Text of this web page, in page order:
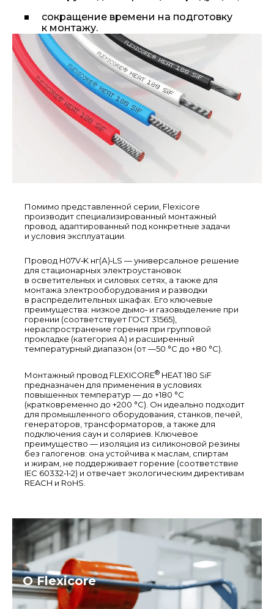
сокращение времени на подготовку
к монтажу.
Помимо представленной серии, Flexicore
производит специализированный монтажный
провод, адаптированный под конкретные задачи
и условия эксплуатации.
Провод H07V‑K нг(А)‑LS — универсальное решение
для стационарных электроустановок
в осветительных и силовых сетях, а также для
монтажа электрооборудования и разводки
в распределительных шкафах. Его ключевые
преимущества: низкое дымо‑ и газовыделение при
горении (соответствует ГОСТ 31565),
нераспространение горения при групповой
прокладке (категория А) и расширенный
температурный диапазон (от —50 °C до +80 °C).
Монтажный провод FLEXICORE® HEAT 180 SiF
предназначен для применения в условиях
повышенных температур — до +180 °C
(кратковременно до +200 °C). Он идеально подходит
для промышленного оборудования, станков, печей,
генераторов, трансформаторов, а также для
подключения саун и соляриев. Ключевое
преимущество — изоляция из силиконовой резины
без галогенов: она устойчива к маслам, спиртам
и жирам, не поддерживает горение (соответствие
IEC 60332‑1‑2) и отвечает экологическим директивам
REACH и RoHS.
О Flexicore